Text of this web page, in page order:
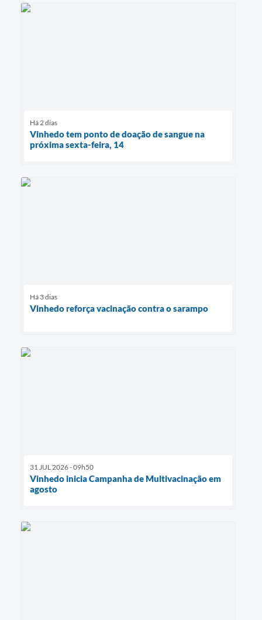
Há 2 dias
Vinhedo tem ponto de doação de sangue na
próxima sexta-feira, 14
Há 3 dias
Vinhedo reforça vacinação contra o sarampo
31 JUL 2026 - 09h50
Vinhedo inicia Campanha de Multivacinação em
agosto